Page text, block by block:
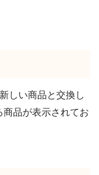
しい商品と交換し
品が表示されてお